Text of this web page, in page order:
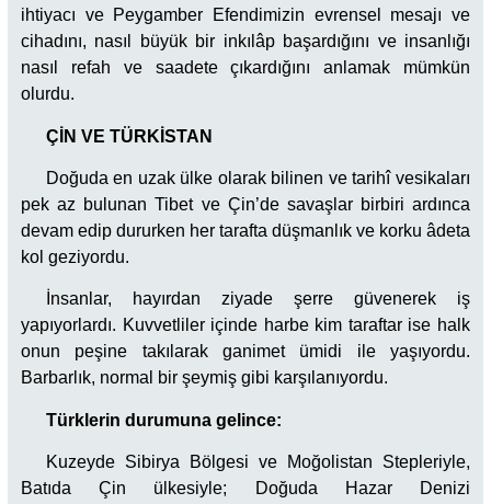
ihtiyacı ve Peygamber Efendimizin evrensel mesajı ve
cihadını, nasıl büyük bir inkılâp başardığını ve insanlığı
nasıl refah ve saadete çıkardığını anlamak mümkün
olurdu.
ÇİN VE TÜRKİSTAN
Doğuda en uzak ülke olarak bilinen ve tarihî vesikaları
pek az bulunan Tibet ve Çin’de savaşlar birbiri ardınca
devam edip dururken her tarafta düşmanlık ve korku âdeta
kol geziyordu.
İnsanlar, hayırdan ziyade şerre güvenerek iş
yapıyorlardı. Kuvvetliler içinde harbe kim taraftar ise halk
onun peşine takılarak ganimet ümidi ile yaşıyordu.
Barbarlık, normal bir şeymiş gibi karşılanıyordu.
Türklerin durumuna gelince:
Kuzeyde Sibirya Bölgesi ve Moğolistan Stepleriyle,
Batıda Çin ülkesiyle; Doğuda Hazar Denizi